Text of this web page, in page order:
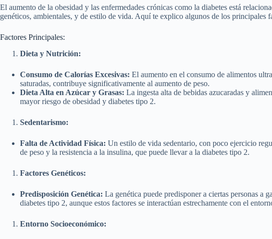
El aumento de la obesidad y las enfermedades crónicas como la diabetes está
genéticos, ambientales, y de estilo de vida. Aquí te explico algunos de los principales
Factores Principales:
Dieta y Nutrición:
Consumo de Calorías Excesivas: El aumento en el consumo de alimentos
saturadas, contribuye significativamente al aumento de peso.
Dieta Alta en Azúcar y Grasas: La ingesta alta de bebidas azucaradas y
mayor riesgo de obesidad y diabetes tipo 2.
Sedentarismo:
Falta de Actividad Física: Un estilo de vida sedentario, con poco ejercicio
de peso y la resistencia a la insulina, que puede llevar a la diabetes tipo 2.
Factores Genéticos:
Predisposición Genética: La genética puede predisponer a ciertas personas a
diabetes tipo 2, aunque estos factores se interactúan estrechamente con el
Entorno Socioeconómico: